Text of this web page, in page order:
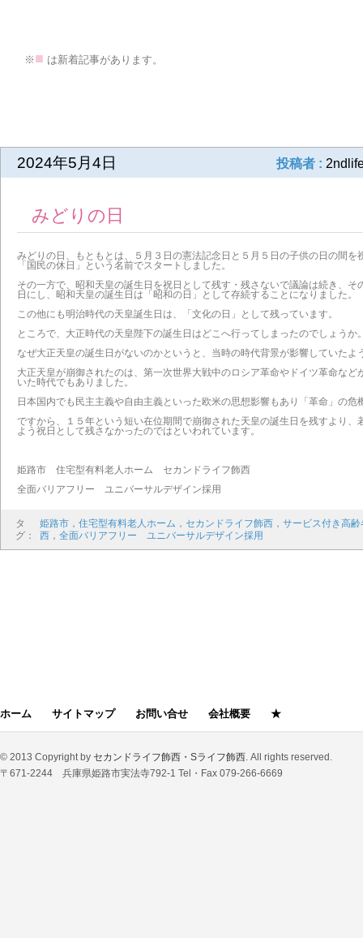
※ ■ は新着記事があります。
2024年5月4日 投稿者 :
みどりの日
みどりの日、もともとは、５月３日の憲法記念日と５月５日の子供の日の間を
「国民の休日」という名前でスタートしました。
その一方で、昭和天皇の誕生日を祝日として残す・残さないで議論は続き、そ
日にし、昭和天皇の誕生日は「昭和の日」として存続することになりました。
この他にも明治時代の天皇誕生日は、「文化の日」として残っています。
ところで、大正時代の天皇陛下の誕生日はどこへ行ってしまったのでしょうか
なぜ大正天皇の誕生日がないのかというと、当時の時代背景が影響していたよ
大正天皇が崩御されたのは、第一次世界大戦中のロシア革命やドイツ革命など
いた時代でもありました。
日本国内でも民主主義や自由主義といった欧米の思想影響もあり「革命」の危
ですから、１５年という短い在位期間で崩御された天皇の誕生日を残すより、
よう祝日として残さなかったのではといわれています。
姫路市 住宅型有料老人ホーム セカンドライフ飾西
全面バリアフリー ユニバーサルデザイン採用
タ
グ：
姫路市，住宅型有料老人ホーム，セカンドライフ飾西，サービス付き高
西，全面バリアフリー ユニバーサルデザイン採用
ホーム サイトマップ お問い合せ 会社概要 ★
© 2013 Copyright by セカンドライフ飾西・Sライフ飾西. All rights reserved.
〒671-2244 兵庫県姫路市実法寺792-1 Tel・Fax 079-266-6669